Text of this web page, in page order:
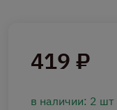
419 ₽
в наличии: 2 шт